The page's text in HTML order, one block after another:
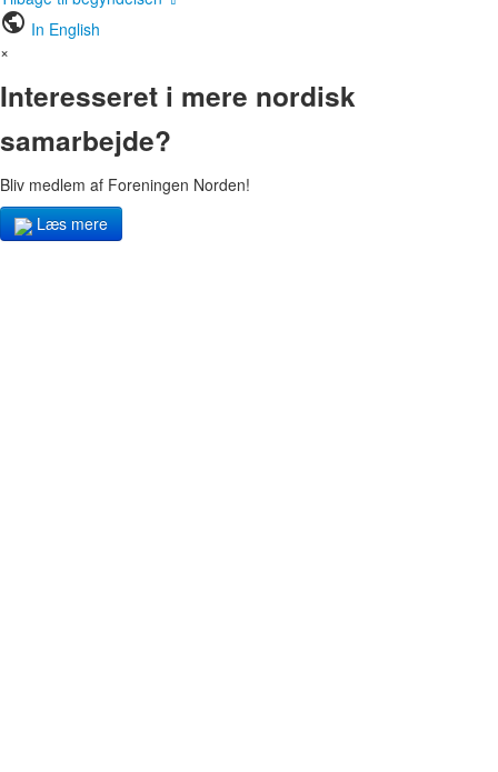
public In English
×
Interesseret i mere nordisk
samarbejde?
Bliv medlem af Foreningen Norden!
Læs mere